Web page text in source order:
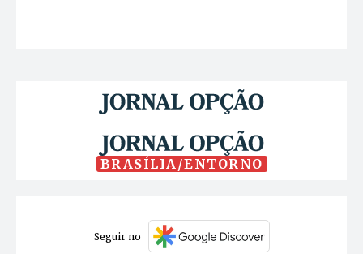
BRASÍLIA/ENTORNO
Seguir no